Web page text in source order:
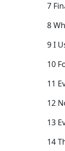
7
8
9 I
10
11
12
13
14